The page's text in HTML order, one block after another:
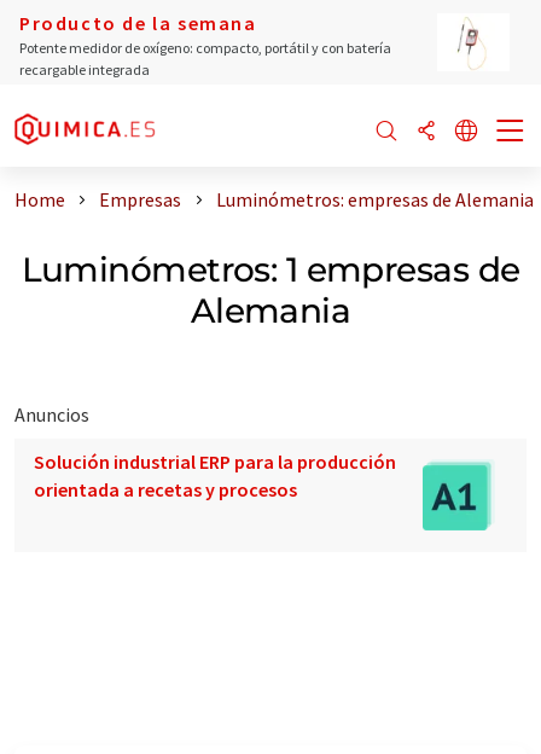
Producto de la semana
Potente medidor de oxígeno: compacto, portátil y con batería
recargable integrada
Home Empresas Luminómetros: empresas de Alemania
Luminómetros: 1 empresas de
Alemania
Anuncios
Solución industrial ERP para la producción
orientada a recetas y procesos